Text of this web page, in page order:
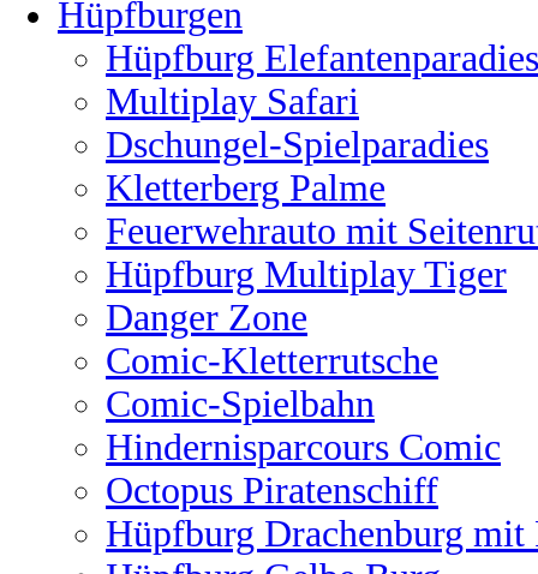
Hüpfburgen
Hüpfburg Elefantenparadies
Multiplay Safari
Dschungel-Spielparadies
Kletterberg Palme
Feuerwehrauto mit
Hüpfburg Multiplay Tiger
Danger Zone
Comic-Kletterrutsche
Comic-Spielbahn
Hindernisparcours Comic
Octopus Piratenschiff
Hüpfburg Drachenburg mit